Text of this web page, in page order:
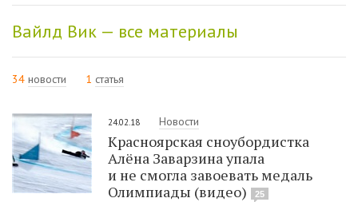
Вайлд Вик — все материалы
34 новости 1 статья
24.02.18 Новости
Красноярская сноубордистка
Алёна Заварзина упала
и не смогла завоевать медаль
Олимпиады (видео)
25